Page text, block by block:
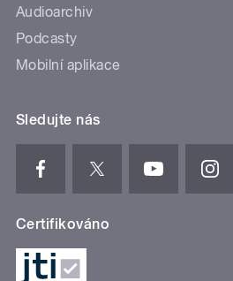
Audioarchiv
Podcasty
Mobilní aplikace
Sledujte nás
Certifikováno